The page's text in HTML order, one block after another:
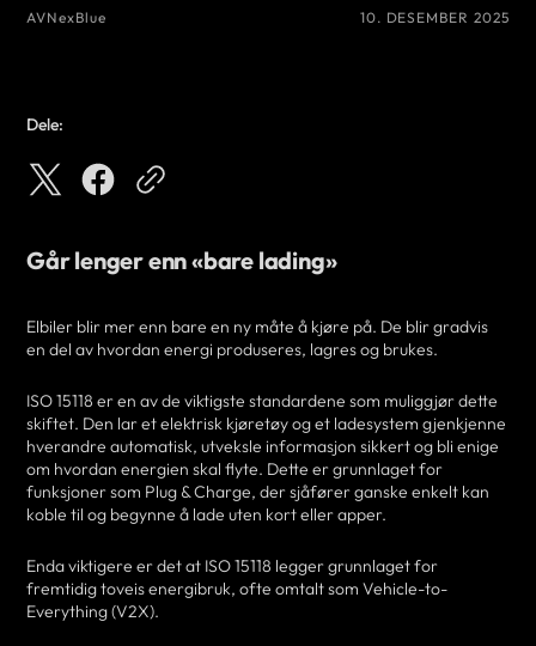
AVNexBlue 10. DESEMBER 2025
Dele:
Går lenger enn «bare lading»
Elbiler blir mer enn bare en ny måte å kjøre på. De blir gradvis
en del av hvordan energi produseres, lagres og brukes.
ISO 15118 er en av de viktigste standardene som muliggjør dette
skiftet. Den lar et elektrisk kjøretøy og et ladesystem gjenkjenne
hverandre automatisk, utveksle informasjon sikkert og bli enige
om hvordan energien skal flyte. Dette er grunnlaget for
funksjoner som Plug & Charge, der sjåfører ganske enkelt kan
koble til og begynne å lade uten kort eller apper.
Enda viktigere er det at ISO 15118 legger grunnlaget for
fremtidig toveis energibruk, ofte omtalt som Vehicle-to-
Everything (V2X).